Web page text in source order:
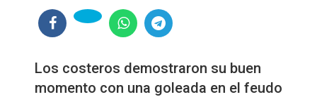
Los costeros demostraron su buen
momento con una goleada en el feudo